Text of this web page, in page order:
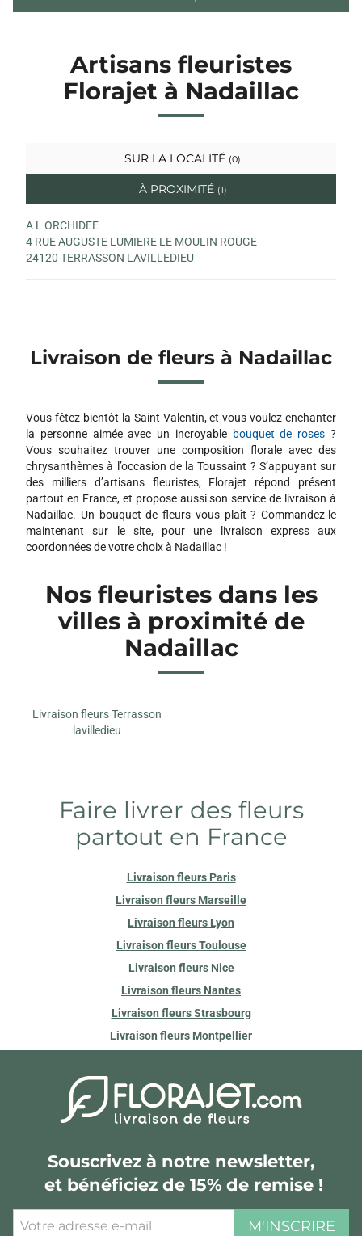
Artisans fleuristes
Florajet à Nadaillac
SUR LA LOCALITÉ (0)
À PROXIMITÉ (1)
A L ORCHIDEE
4 RUE AUGUSTE LUMIERE LE MOULIN ROUGE
24120 TERRASSON LAVILLEDIEU
Livraison de fleurs à Nadaillac
Vous fêtez bientôt la Saint-Valentin, et vous voulez enchanter
la personne aimée avec un incroyable bouquet de roses ?
Vous souhaitez trouver une composition florale avec des
chrysanthèmes à l’occasion de la Toussaint ? S’appuyant sur
des milliers d’artisans fleuristes, Florajet répond présent
partout en France, et propose aussi son service de livraison à
Nadaillac. Un bouquet de fleurs vous plaît ? Commandez-le
maintenant sur le site, pour une livraison express aux
coordonnées de votre choix à Nadaillac !
Nos fleuristes dans les
villes à proximité de
Nadaillac
Livraison fleurs Terrasson
lavilledieu
Faire livrer des fleurs
partout en France
Livraison fleurs Paris
Livraison fleurs Marseille
Livraison fleurs Lyon
Livraison fleurs Toulouse
Livraison fleurs Nice
Livraison fleurs Nantes
Livraison fleurs Strasbourg
Livraison fleurs Montpellier
Souscrivez à notre newsletter,
et bénéficiez de 15% de remise !
M'INSCRIRE